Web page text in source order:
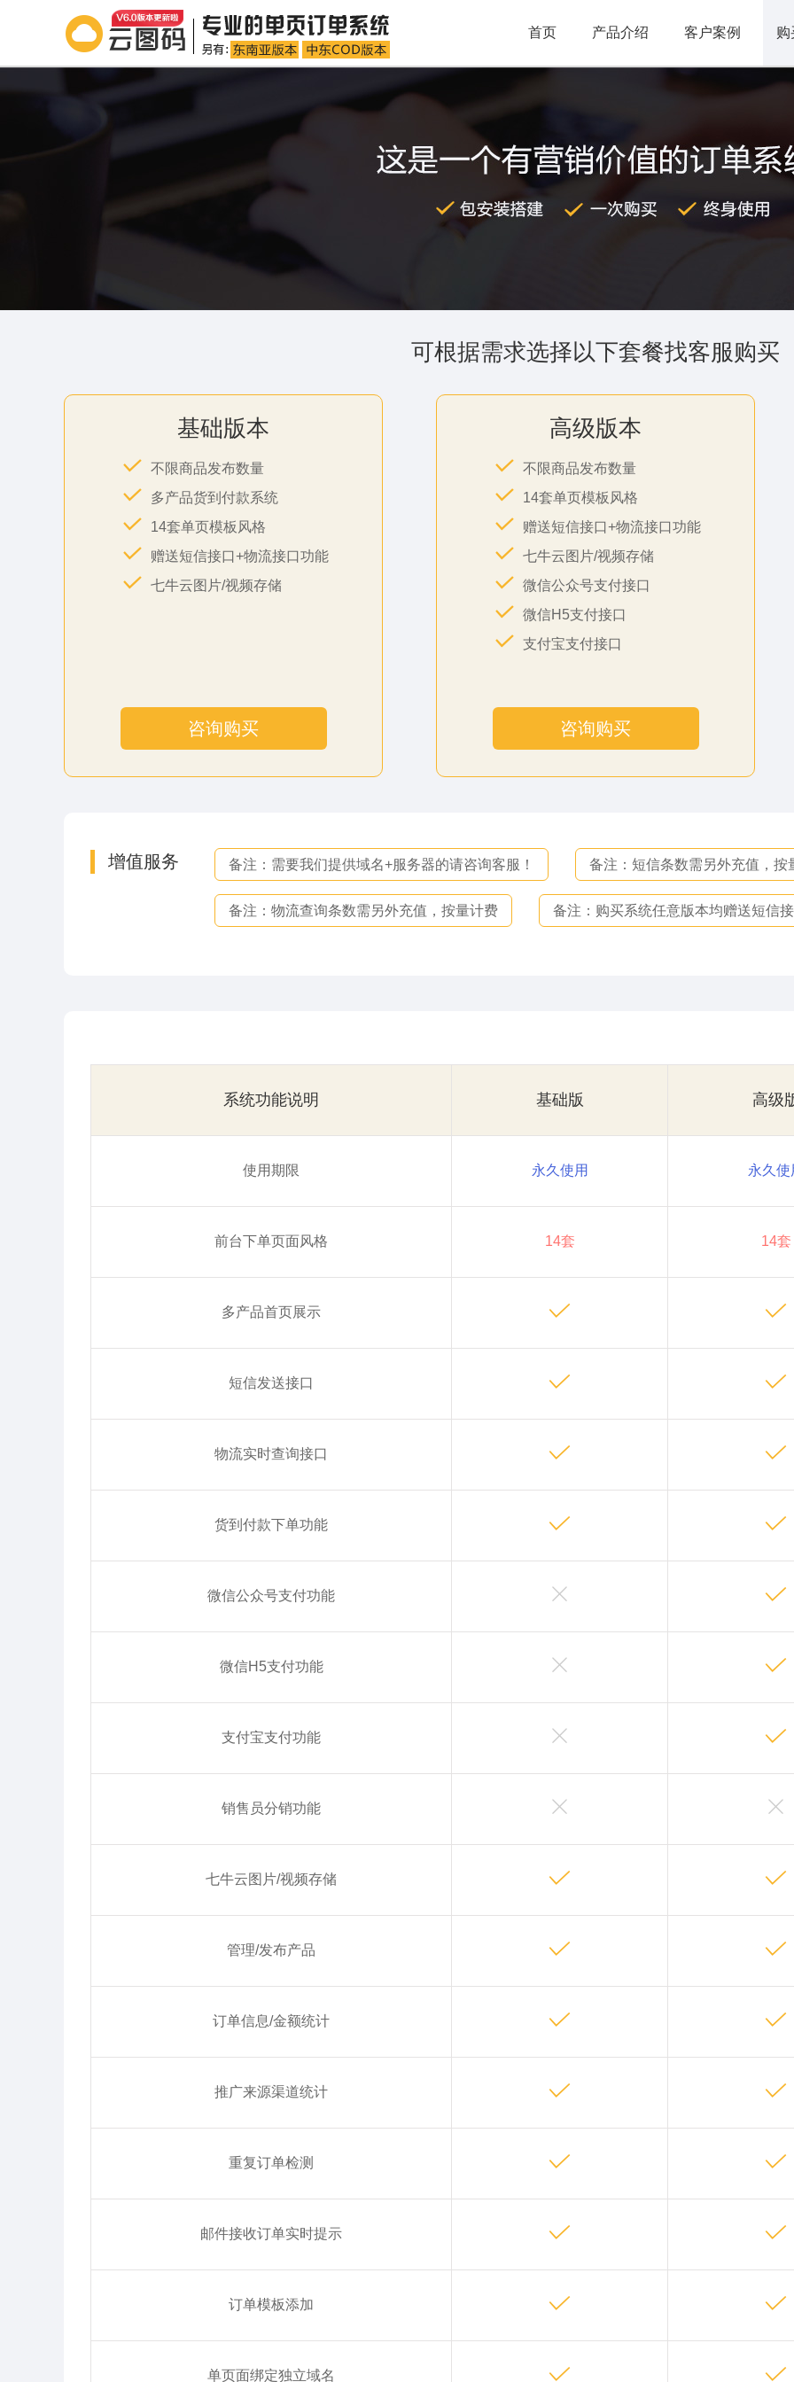
首页 产品介绍 客户案例 购
可根据需求选择以下套餐找客服购买
基础版本
不限商品发布数量
多产品货到付款系统
14套单页模板风格
赠送短信接口+物流接口功能
七牛云图片/视频存储
咨询购买
高级版本
不限商品发布数量
14套单页模板风格
赠送短信接口+物流接口功能
七牛云图片/视频存储
微信公众号支付接口
微信H5支付接口
支付宝支付接口
咨询购买
增值服务 备注：需要我们提供域名+服务器的请咨询客服！ 备注：短信条数需另外充值，按
备注：物流查询条数需另外充值，按量计费 备注：购买系统任意版本均赠送短信
系统功能说明 基础版 高级
使用期限 永久使用 永久使
前台下单页面风格 14套 14套
多产品首页展示
短信发送接口
物流实时查询接口
货到付款下单功能
微信公众号支付功能
微信H5支付功能
支付宝支付功能
销售员分销功能
七牛云图片/视频存储
管理/发布产品
订单信息/金额统计
推广来源渠道统计
重复订单检测
邮件接收订单实时提示
订单模板添加
单页面绑定独立域名